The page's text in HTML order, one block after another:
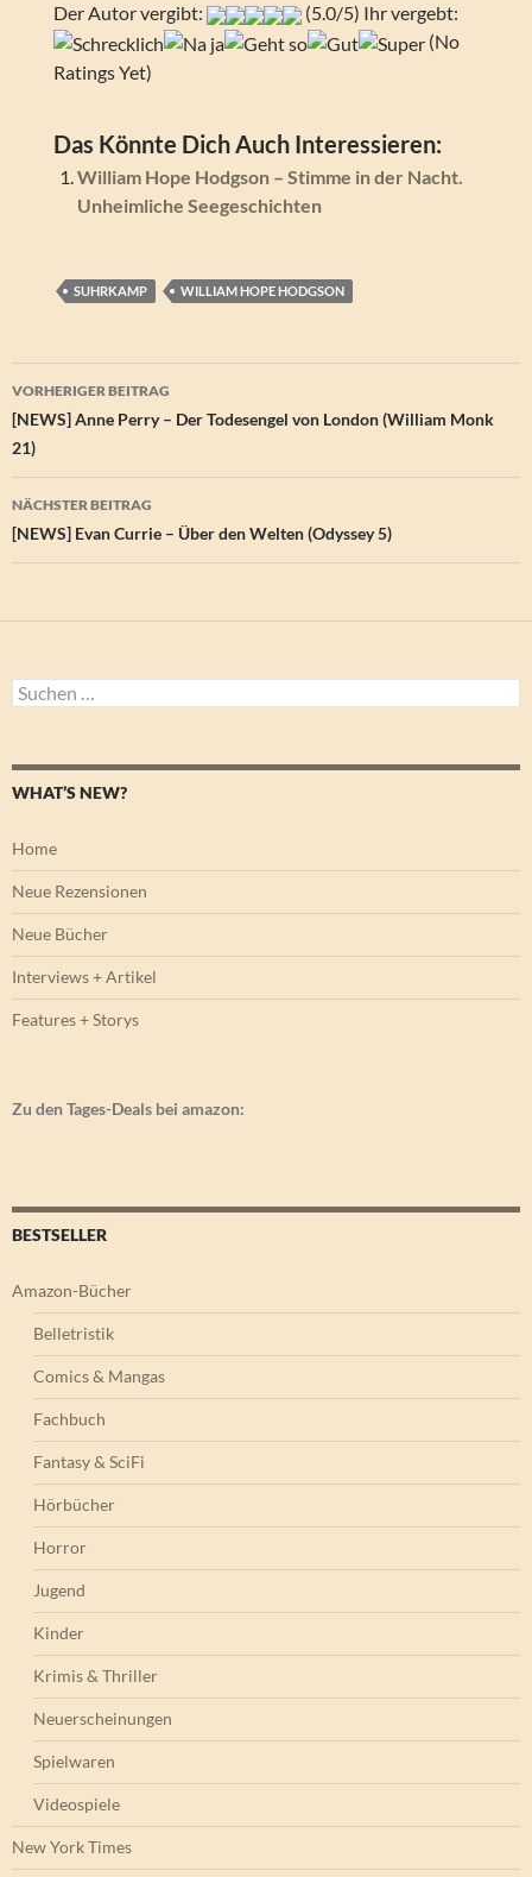
Der Autor vergibt:
(5.0/5) Ihr vergebt:
(No
Ratings Yet)
Das Könnte Dich Auch Interessieren:
William Hope Hodgson – Stimme in der Nacht.
Unheimliche Seegeschichten
SUHRKAMP WILLIAM HOPE HODGSON
Beitragsnavigation
VORHERIGER BEITRAG
[NEWS] Anne Perry – Der Todesengel von London (William Monk
21)
NÄCHSTER BEITRAG
[NEWS] Evan Currie – Über den Welten (Odyssey 5)
Suchen
nach:
WHAT’S NEW?
Home
Neue Rezensionen
Neue Bücher
Interviews + Artikel
Features + Storys
Zu den Tages-Deals bei amazon:
BESTSELLER
Amazon-Bücher
Belletristik
Comics & Mangas
Fachbuch
Fantasy & SciFi
Hörbücher
Horror
Jugend
Kinder
Krimis & Thriller
Neuerscheinungen
Spielwaren
Videospiele
New York Times